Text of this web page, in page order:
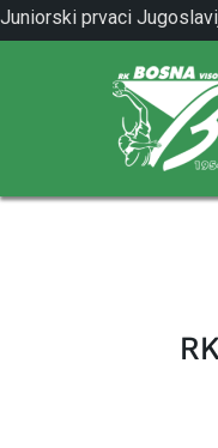
Skip
to
Juniorski prvaci
1971.